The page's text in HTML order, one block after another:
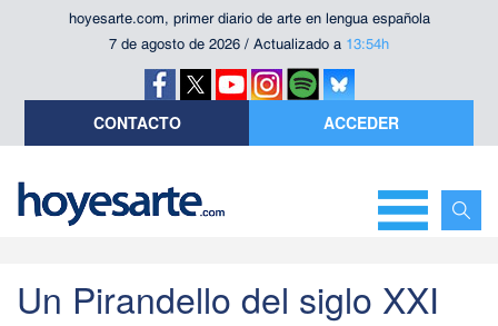
hoyesarte.com, primer diario de arte en lengua española
7 de agosto de 2026 / Actualizado a 13:54h
CONTACTO ACCEDER
Un Pirandello del siglo XXI